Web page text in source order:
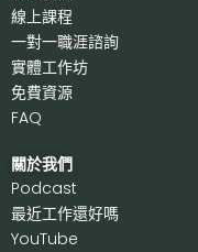
線上課程
一對一職涯諮詢
實體工作坊
免費資源
FAQ
關於我們
Podcast
最近工作還好嗎
YouTube